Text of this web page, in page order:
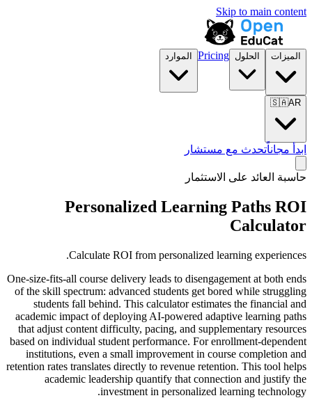
Skip to main content
الميزات الحلول Pricing الموارد
🇸🇦AR
ابدأ مجاناًتحدث مع مستشار
حاسبة العائد على الاستثمار
Personalized Learning Paths ROI
Calculator
Calculate ROI from personalized learning experiences.
One-size-fits-all course delivery leads to disengagement at both ends
of the skill spectrum: advanced students get bored while struggling
students fall behind. This calculator estimates the financial and
academic impact of deploying AI-powered adaptive learning paths
that adjust content difficulty, pacing, and supplementary resources
based on individual student performance. For enrollment-dependent
institutions, even a small improvement in course completion and
retention rates translates directly to revenue retention. This tool helps
academic leadership quantify that connection and justify the
investment in personalized learning technology.